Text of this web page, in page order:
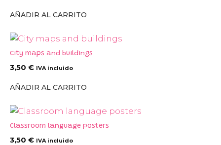
original
2,75 €.
actual
1,00 €.
AÑADIR AL CARRITO
City maps and buildings
3,50 € IVA incluido
AÑADIR AL CARRITO
Classroom language posters
3,50 € IVA incluido